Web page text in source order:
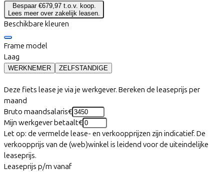
Bespaar €679,97 t.o.v. koop.
Lees meer over zakelijk leasen.
Beschikbare kleuren
Frame model
Laag
WERKNEMER ZELFSTANDIGE
Deze fiets lease je via je werkgever. Bereken de leaseprijs per
maand
Bruto maandsalaris€
Mijn werkgever betaalt€
Let op: de vermelde lease- en verkoopprijzen zijn indicatief. De
verkoopprijs van de (web)winkel is leidend voor de uiteindelijke
leaseprijs.
Leaseprijs p/m vanaf